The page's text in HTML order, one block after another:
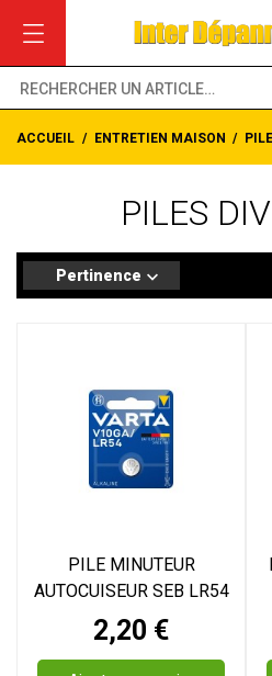
ACCUEIL ENTRETIEN MAISON
PILES
Pertinence 
PILE MINUTEUR
AUTOCUISEUR SEB LR54
Prix
2,20 €